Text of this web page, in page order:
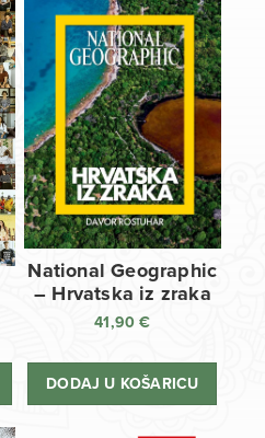
National Geographic
– Hrvatska iz zraka
41,90€
DODAJ U KOŠARICU